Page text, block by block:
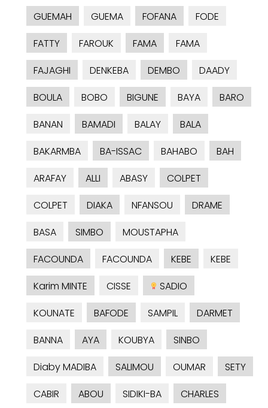
GUEMAH
GUEMA FOFANA
FODE
FATTY
FAROUK FAMA
FAMA
FAJAGHI
DENKEBA DEMBO
DAADY
BOULA
BOBO BIGUNE BAYA
BARO
BANAN
BAMADI BALAY
BALA
BAKARMBA
BA-ISSAC BAHABO
BAH
ARAFAY
ALLI ABASY
COLPET
COLPET
DIAKA NFANSOU
DRAME
BASA
SIMBO
MOUSTAPHA
FACOUNDA
FACOUNDA KEBE
KEBE
Karim MINTE
CISSE
SADIO
KOUNATE
BAFODE SAMPIL
DARMET
BANNA
AYA KOUBYA
SINBO
Diaby MADIBA
SALIMOU OUMAR
SETY
CABIR
ABOU SIDIKI-BA
CHARLES